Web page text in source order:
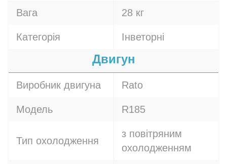
Вага 28 кг
Категорія Інветорні
Двигун
Виробник двигуна Rato
Модель R185
Тип охолодження
з повітряним
охолодженням